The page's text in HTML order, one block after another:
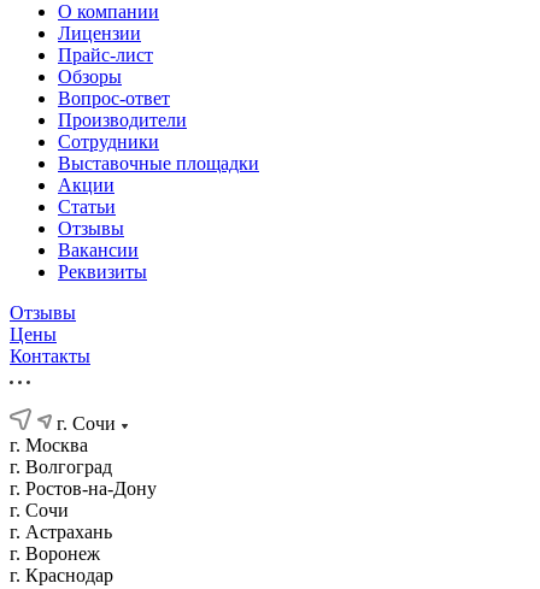
О компании
Лицензии
Прайс-лист
Обзоры
Вопрос-ответ
Производители
Сотрудники
Выставочные площадки
Акции
Статьи
Отзывы
Вакансии
Реквизиты
Отзывы
Цены
Контакты
г. Сочи
г. Москва
г. Волгоград
г. Ростов-на-Дону
г. Сочи
г. Астрахань
г. Воронеж
г. Краснодар